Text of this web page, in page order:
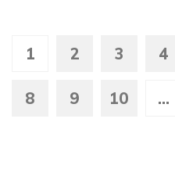
1 2 3 4
8 9 10 ...